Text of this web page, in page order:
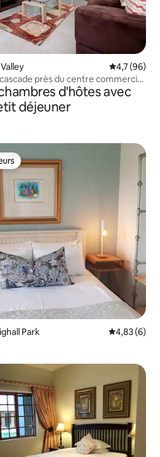
Évaluation
4,7 (96)
près du centre commercial
d'hôtes avec
déjeuner
Park Évaluation
4,83 (6)